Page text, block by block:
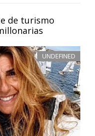
de turismo
UNDEFINED